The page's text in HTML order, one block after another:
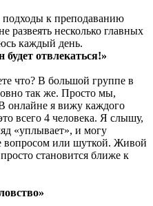
к преподаванию
развеять несколько главных
каждый день.
отвлекаться!»
что? В большой группе в
так же. Просто мы,
онлайне я вижу каждого
всего 4 человека. Я слышу,
«уплывает», и могу
вопросом или шуткой. Живой
становится ближе к